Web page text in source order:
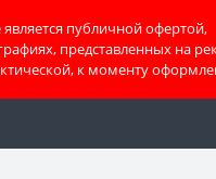
публичной офертой,
представленных на
к моменту